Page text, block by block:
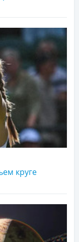
круге